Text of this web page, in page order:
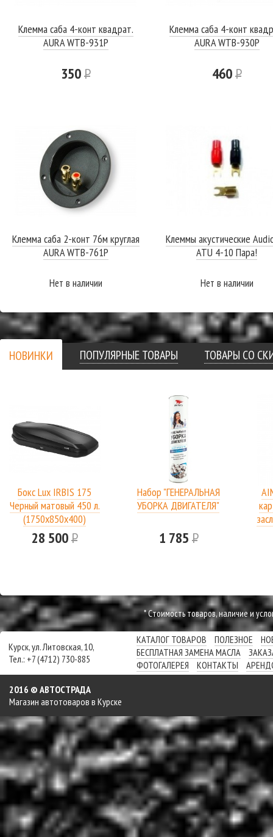
Клемма саба 4-конт квадрат.
AURA WTB-931P
350Р
Клемма саба 4-конт
AURA WTB-930P
460Р
Клемма саба 2-конт 76м круглая
AURA WTB-761P
Нет в наличии
ПОДРОБНЕЕ
Клеммы акустические
ATU 4-10 Пара!
Нет в наличии
ПОДРОБНЕЕ
НОВИНКИ ПОПУЛЯРНЫЕ ТОВАРЫ ТОВАРЫ СО
Бокс Lux IRBIS 175
Черный матовый 450 л.
(1750х850х400)
28 500Р
Набор "ГЕНЕРАЛЬНАЯ
УБОРКА ДВИГАТЕЛЯ"
1 785Р
* Cтоимость товаров, наличие и
Курск, ул. Литовская, 10,
Тел.: +7 (4712) 730-885
КАТАЛОГ ТОВАРОВ ПОЛЕЗНОЕ
БЕСПЛАТНАЯ ЗАМЕНА МАСЛА
ФОТОГАЛЕРЕЯ
КОНТАКТЫ
2016 © АВТОСТРАДА
Магазин автотоваров в Курске